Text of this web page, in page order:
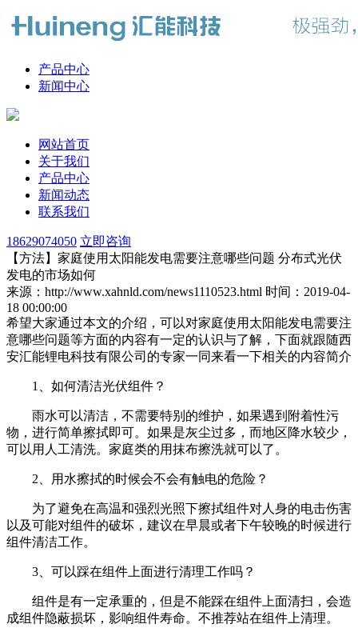
产品中心
新闻中心
网站首页
关于我们
产品中心
新闻动态
联系我们
18629074050 立即咨询
【方法】家庭使用太阳能发电需要注意哪些问题 分布式光伏
发电的市场如何
来源：http://www.xahnld.com/news1110523.html 时间：2019-04-
18 00:00:00
希望大家通过本文的介绍，可以对家庭使用太阳能发电需要注
意哪些问题等方面的内容有一定的认识与了解，下面就跟随西
安汇能锂电科技有限公司的专家一同来看一下相关的内容简介
1、如何清洁光伏组件？
雨水可以清洁，不需要特别的维护，如果遇到附着性污
物，进行简单擦拭即可。如果是灰尘过多，而地区降水较少，
可以用人工清洗。家庭类的用抹布擦洗就可以了。
2、用水擦拭的时候会不会有触电的危险？
为了避免在高温和强烈光照下擦拭组件对人身的电击伤害
以及可能对组件的破坏，建议在早晨或者下午较晚的时候进行
组件清洁工作。
3、可以踩在组件上面进行清理工作吗？
组件是有一定承重的，但是不能踩在组件上面清扫，会造
成组件隐蔽损坏，影响组件寿命。不推荐站在组件上清理。